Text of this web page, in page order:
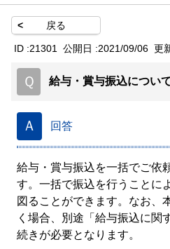
< 戻る
ID :21301 公開日 :2021/09/06 更
Ｑ 給与・賞与振込につい
Ａ 回答
給与・賞与振込を一括でご依
す。一括で振込を行うことに
図ることができます。なお、
く場合、別途「給与振込に関
続きが必要となります。